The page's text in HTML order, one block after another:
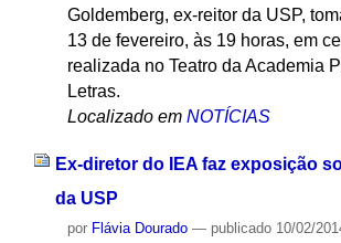
Goldemberg, ex-reitor da USP,
13 de fevereiro, às 19 horas, em
realizada no Teatro da Academia
Letras.
Localizado em NOTÍCIAS
Ex-diretor do IEA faz exposição
da USP
por Flávia Dourado — publicado10/02/